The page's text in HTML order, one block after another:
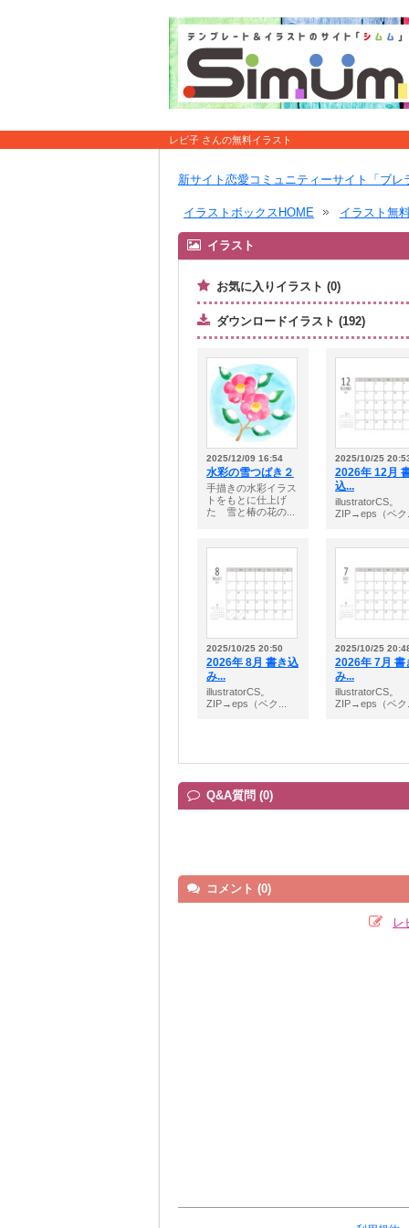
レビ子 さんの無料イラスト
新サイト恋愛コミュニティーサイト「ブレ
イラストボックスHOME イラスト無
イラスト
お気に入りイラスト (0)
ダウンロードイラスト (192)
2025/12/09 16:54
水彩の雪つばき２
手描きの水彩イラス
トをもとに仕上げ
た 雪と椿の花の...
2025/10/25
2026年 12月
込...
illustratorCS。
ZIP→eps（ベク
2025/10/25 20:50
2026年 8月 書き込
み...
illustratorCS。
ZIP→eps（ベク...
2025/10/25
2026年 7月 書
み...
illustratorCS。
ZIP→eps（ベク
Q&A質問 (0)
コメント (0)
レ